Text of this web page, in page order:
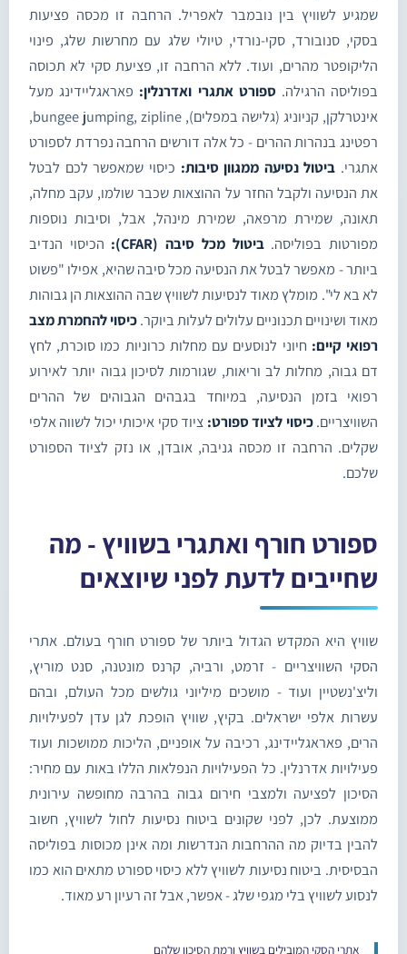
שמגיע לשוויץ בין נובמבר לאפריל. הרחבה זו מכסה פציעות
בסקי, סנובורד, סקי-נורדי, טיולי שלג עם מחרשות שלג, פינוי
הליקופטר מהרים, ועוד. ללא הרחבה זו, פציעת סקי לא תכוסה
בפוליסה הרגילה. ספורט אתגרי ואדרנלין:פאראגליידינג מעל
אינטרלקן, קניוניג (גלישה במפלים), bungee jumping, zipline,
רפטינג בנהרות ההרים - כל אלה דורשים הרחבה נפרדת לספורט
אתגרי. ביטול נסיעה ממגוון סיבות: כיסוי שמאפשר לכם לבטל
את הנסיעה ולקבל החזר על ההוצאות שכבר שולמו, עקב מחלה,
תאונה, שמירת מרפאה, שמירת מינהל, אבל, וסיבות נוספות
מפורטות בפוליסה. ביטול מכל סיבה (CFAR):
הכיסוי הנדיב
ביותר - מאפשר לבטל את הנסיעה מכל סיבה שהיא, אפילו "פשוט
לא בא לי". מומלץ מאוד לנסיעות לשוויץ שבה ההוצאות הן גבוהות
מאוד ושינויים תכנוניים עלולים לעלות ביוקר.כיסוי להחמרת מצב
רפואי קיים: חיוני לנוסעים עם מחלות כרוניות כמו סוכרת, לחץ
דם גבוה, מחלות לב וריאות, שגורמות לסיכון גבוה יותר לאירוע
רפואי בזמן הנסיעה, במיוחד בגבהים הגבוהים של ההרים
השוויצריים.כיסוי לציוד ספורט: ציוד סקי איכותי יכול לשווה אלפי
שקלים. הרחבה זו מכסה גניבה, אובדן, או נזק לציוד הספורט
שלכם.
ספורט חורף ואתגרי בשוויץ - מה
שחייבים לדעת לפני שיוצאים
שוויץ היא המקדש הגדול ביותר של ספורט חורף בעולם. אתרי
הסקי השוויצריים - זרמט, ורביה, קרנס מונטנה, סנט מוריץ,
וליצ'נשטיין ועוד - מושכים מיליוני גולשים מכל העולם, ובהם
עשרות אלפי ישראלים. בקיץ, שוויץ הופכת לגן עדן לפעילויות
הרים, פאראגליידינג, רכיבה על אופניים, הליכות ממושכות ועוד
פעילויות אדרנלין. כל הפעילויות הנפלאות הללו באות עם מחיר:
הסיכון לפציעה ולמצבי חירום גבוה בהרבה מחופשה עירונית
ממוצעת. לכן, לפני שקונים ביטוח נסיעות לחול לשוויץ, חשוב
להבין בדיוק מה ההרחבות הנדרשות ומה אינן מכוסות בפוליסה
הבסיסית. ביטוח נסיעות לשוויץ ללא כיסוי ספורט מתאים הוא כמו
לנסוע לשוויץ בלי מגפי שלג - אפשר, אבל זה רעיון רע מאוד.
אתרי הסקי המובילים בשוויץ ורמת הסיכון שלהם